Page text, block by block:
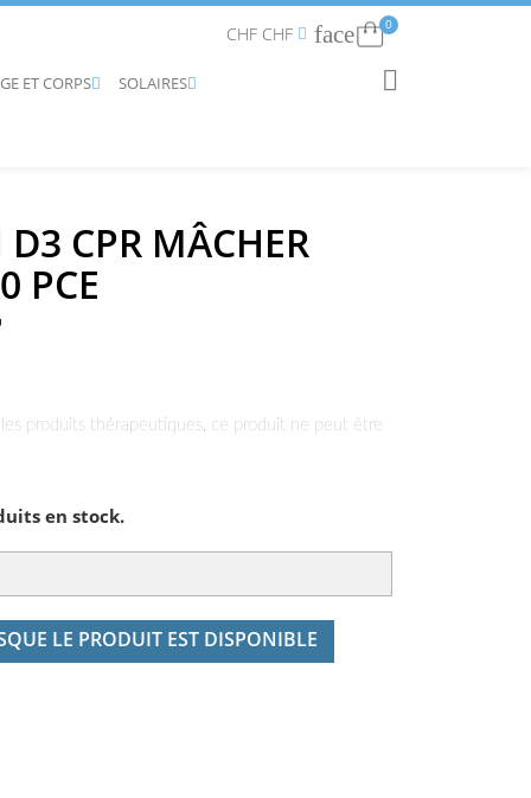
CHF CHF  faceConnexion
0

ET CORPS 
SOLAIRES RECHERCHER

CPR MÂCHER
PCE
produits thérapeutiques, ce produit ne peut être
en stock.
LE PRODUIT EST DISPONIBLE